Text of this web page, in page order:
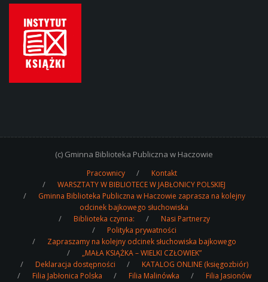
(c) Gminna Biblioteka Publiczna w Haczowie
Pracownicy
Kontakt
WARSZTATY W BIBLIOTECE W JABŁONICY POLSKIEJ
Gminna Biblioteka Publiczna w Haczowie zaprasza na kolejny
odcinek bajkowego słuchowiska
Biblioteka czynna:
Nasi Partnerzy
Polityka prywatności
Zapraszamy na kolejny odcinek słuchowiska bajkowego
„MAŁA KSIĄŻKA – WIELKI CZŁOWIEK”
Deklaracja dostępności
KATALOG ONLINE (księgozbiór)
Filia Jabłonica Polska
Filia Malinówka Filia Jasionów